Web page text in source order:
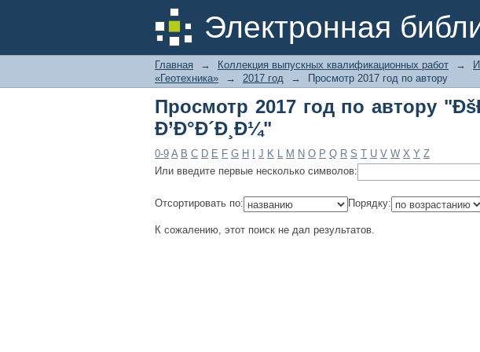
Электронная
Просмотр 2017 год по автору
Главная → Коллекция выпускных квалификационных работ →
«Геотехника»
→ 2017 год → Просмотр 2017 год по автору
Просмотр 2017 год по автору
Ð’Ð°Ð´Ð¸Ð¼"
0-9 A B C D E F G H J K L M N O P Q R S T U V W X Y Z
Или введите первые несколько символов:
Отсортировать по: Порядку:
К сожалению, этот поиск не дал результатов.